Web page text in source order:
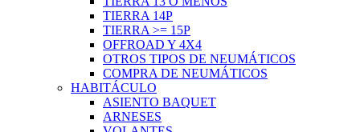
TIERRA 14P
TIERRA >= 15P
OFFROAD Y 4X4
OTROS TIPOS DE NEUMÁTICOS
COMPRA DE NEUMÁTICOS
HABITÁCULO
ASIENTO BAQUET
ARNESES